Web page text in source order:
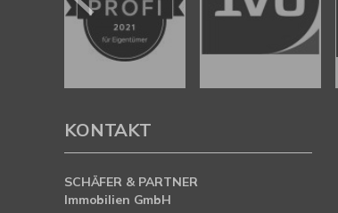
KONTAKT
SCHÄFER & PARTNER
Immobilien GmbH